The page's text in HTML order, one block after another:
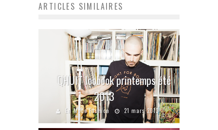
ARTICLES SIMILAIRES
QHUIT loobook printemps été
2013
En Mode Fashion 21 mars 2013